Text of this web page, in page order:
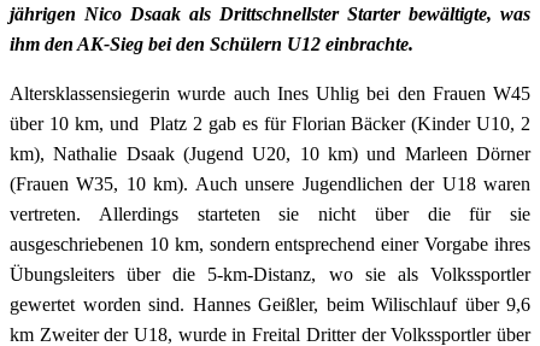
jährigen Nico Dsaak als Drittschnellster Starter bewältigte, was
ihm den AK-Sieg bei den Schülern U12 einbrachte.
Altersklassensiegerin wurde auch Ines Uhlig bei den Frauen W45
über 10 km, und Platz 2 gab es für Florian Bäcker (Kinder U10, 2
km), Nathalie Dsaak (Jugend U20, 10 km) und Marleen Dörner
(Frauen W35, 10 km). Auch unsere Jugendlichen der U18 waren
vertreten. Allerdings starteten sie nicht über die für sie
ausgeschriebenen 10 km, sondern entsprechend einer Vorgabe ihres
Übungsleiters über die 5-km-Distanz, wo sie als Volkssportler
gewertet worden sind. Hannes Geißler, beim Wilischlauf über 9,6
km Zweiter der U18, wurde in Freital Dritter der Volkssportler über